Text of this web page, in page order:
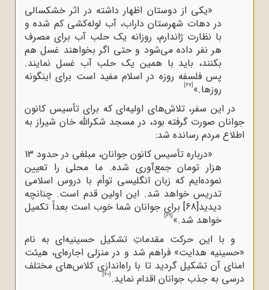
«یکی از دوستان اظهار داشته در اثر خشکسالی
در دهات شهرستان داراب، آب لوله‌کشی کم شده و
با نظارت ژاندارم، روزانه یک حلب آب برای مصرف
هر نفر داده می‌شود و حتی اگر بخواهند غسل هم
بکنند، باید با همین یک حلب آب غسل نمایند.
پس فلسفه روزه در اسلام مفید است برای اینگونه
روزها.»[67]
در این سفر، تلاش‌های اولیه‌ای که برای تأسیس کانون
جوانان صورت گرفته بود، در مسجد شکرالله خان شیراز به
اطلاع مردم رسانده شد:
«درباره تأسیس کانون جوانان، مبلغی در حدود 13
هزار تومان جمعآوری شده. ما محلی را تعیین
نموده‌ایم که زبان انگلیسی توأم با دروس اسلامی
تدریس خواهد شد. این اولین قدم است. چنانچه
دیدید[68]برای جوانان شما خوب است بعداً تکمیل
خواهد شد.»[69]
و با این حرکت مقدماتِ تشکیل حسینیه‌ای به نام
«حسینیه هدایت» فراهم شد و در منزلی اجاره‌ای، هیئت
‌امنای آن تشکیل گردید تا با راه‌اندازی کلاس‌های مختلف
درسی به جذب جوانان اقدام نماید.[70]